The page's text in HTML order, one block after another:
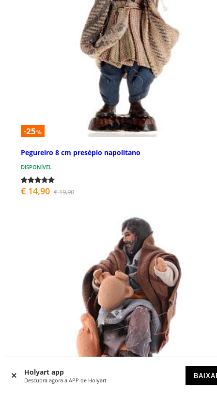
Holyart app
Descubra agora a APP de Holyart
-25%
Pegureiro 8 cm presépio napolitano
DISPONÍVEL
€ 14,90 € 19,90